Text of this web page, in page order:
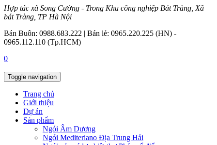
Hợp tác xã Song Cường - Trong Khu công nghiệp Bát Tràng, Xã
bát Tràng, TP Hà Nội
Bán Buôn: 0988.683.222 | Bán lẻ: 0965.220.225 (HN) -
0965.112.110 (Tp.HCM)
0
Toggle navigation
Trang chủ
Giới thiệu
Dự án
Sản phẩm
Ngói Âm Dương
Ngói Mediteriano Địa Trung Hải